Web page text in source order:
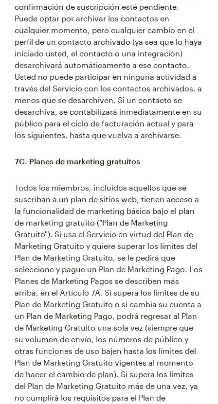
confirmación de suscripción esté pendiente.
Puede optar por archivar los contactos en
cualquier momento, pero cualquier cambio en el
perfil de un contacto archivado (ya sea que lo haya
iniciado usted, el contacto o una integración)
desarchivará automáticamente a ese contacto.
Usted no puede participar en ninguna actividad a
través del Servicio con los contactos archivados, a
menos que se desarchiven. Si un contacto se
desarchiva, se contabilizará inmediatamente en su
público para el ciclo de facturación actual y para
los siguientes, hasta que vuelva a archivarse.
7C. Planes de marketing gratuitos
Todos los miembros, incluidos aquellos que se
suscriban a un plan de sitios web, tienen acceso a
la funcionalidad de marketing básica bajo el plan
de marketing gratuito ("Plan de Marketing
Gratuito"). Si usa el Servicio en virtud del Plan de
Marketing Gratuito y quiere superar los límites del
Plan de Marketing Gratuito, se le pedirá que
seleccione y pague un Plan de Marketing Pago. Los
Planes de Marketing Pagos se describen más
arriba, en el Artículo 7A. Si supera los límites de su
Plan de Marketing Gratuito o si cambia su cuenta a
un Plan de Marketing Pago, podrá regresar al Plan
de Marketing Gratuito una sola vez (siempre que
su volumen de envío, los números de público y
otras funciones de uso bajen hasta los límites del
Plan de Marketing Gratuito vigentes al momento
de hacer el cambio de plan). Si supera los límites
del Plan de Marketing Gratuito más de una vez, ya
no cumplirá los requisitos para el Plan de